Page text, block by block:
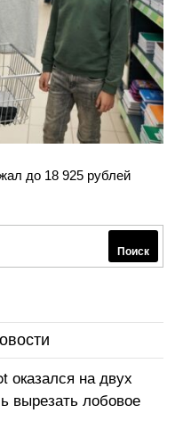
до 18 925 рублей
Поиск
оказался на двух
вырезать лобовое